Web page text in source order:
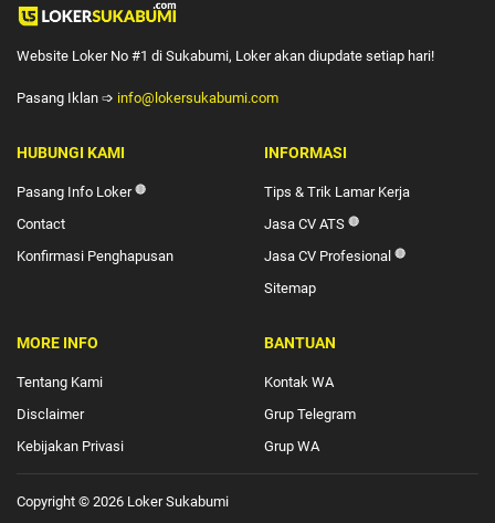
Website Loker No #1 di Sukabumi, Loker akan diupdate setiap hari!
Pasang Iklan ➩ info@lokersukabumi.com
HUBUNGI KAMI
Pasang Info Loker🔴
Contact
Konfirmasi Penghapusan
INFORMASI
Tips & Trik Lamar Kerja
Jasa CV ATS 🔴
Jasa CV Profesional 🔴
Sitemap
MORE INFO
Tentang Kami
Disclaimer
Kebijakan Privasi
BANTUAN
Kontak WA
Grup Telegram
Grup WA
Copyright © 2026 Loker Sukabumi